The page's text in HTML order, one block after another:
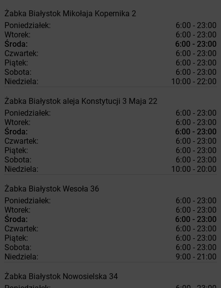
Żabka Białystok Mikołaja Kopernika 2
Poniedziałek:
6:00 - 23:00
Wtorek:
6:00 - 23:00
Środa:
6:00 - 23:00
Czwartek:
6:00 - 23:00
Piątek:
6:00 - 23:00
Sobota:
6:00 - 23:00
Niedziela:
10:00 - 22:00
Żabka Białystok aleja Konstytucji 3 Maja 22
Poniedziałek:
6:00 - 23:00
Wtorek:
6:00 - 23:00
Środa:
6:00 - 23:00
Czwartek:
6:00 - 23:00
Piątek:
6:00 - 23:00
Sobota:
6:00 - 23:00
Niedziela:
10:00 - 20:00
Żabka Białystok Wesoła 36
Poniedziałek:
6:00 - 23:00
Wtorek:
6:00 - 23:00
Środa:
6:00 - 23:00
Czwartek:
6:00 - 23:00
Piątek:
6:00 - 23:00
Sobota:
6:00 - 23:00
Niedziela:
9:00 - 21:00
Żabka Białystok Nowosielska 34